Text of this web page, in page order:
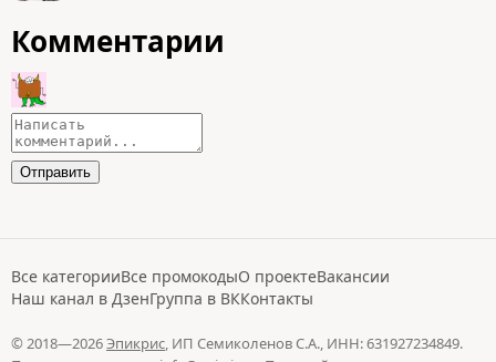
Комментарии
Все категорииВсе промокодыО проектеВакансии
Наш канал в ДзенГруппа в ВККонтакты
© 2018—2026Эпикрис, ИП Семиколенов С.А., ИНН: 631927234849.